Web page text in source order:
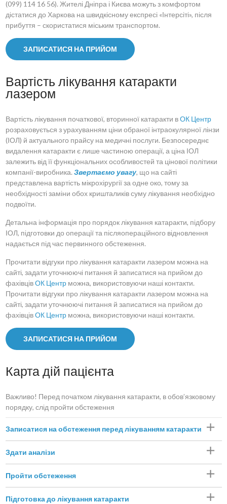
(099) 114 16 56). Жителі Дніпра і Києва можуть з комфортом
дістатися до Харкова на швидкісному експресі «Інтерсіті», після
прибуття – скористатися міським транспортом.
ЗАПИСАТИСЯ НА ПРИЙОМ
Вартість лікування катаракти
лазером
Вартість лікування початкової, вторинної катаракти вОК Центр
розраховується з урахуванням ціни обраної інтраокулярної лінзи
(ІОЛ) й актуального прайсу на медичні послуги. Безпосереднє
видалення катаракти є лише частиною операції, а ціна ІОЛ
залежить від її функціональних особливостей та цінової політики
компанії-виробника.Звертаємо увагу, що на сайті
представлена вартість мікрохірургії за одне око, тому за
необхідності заміни обох кришталиків суму лікування необхідно
подвоїти.
Детальна інформація про порядок лікування катаракти, підбору
ІОЛ, підготовки до операції та післяопераційного відновлення
надається під час первинного обстеження.
Прочитати відгуки про лікування катаракти лазером можна на
сайті, задати уточнюючі питання й записатися на прийом до
фахівцівОК Центрможна, використовуючи наші контакти.
Прочитати відгуки про лікування катаракти лазером можна на
сайті, задати уточнюючі питання й записатися на прийом до
фахівцівОК Центрможна, використовуючи наші контакти.
ЗАПИСАТИСЯ НА ПРИЙОМ
Карта дій пацієнта
Важливо! Перед початком лікування катаракти, в обов’язковому
порядку, слід пройти обстеження
Записатися на обстеження перед лікуванням катаракти
Здати аналізи
Пройти обстеження
Підготовка до лікування катаракти